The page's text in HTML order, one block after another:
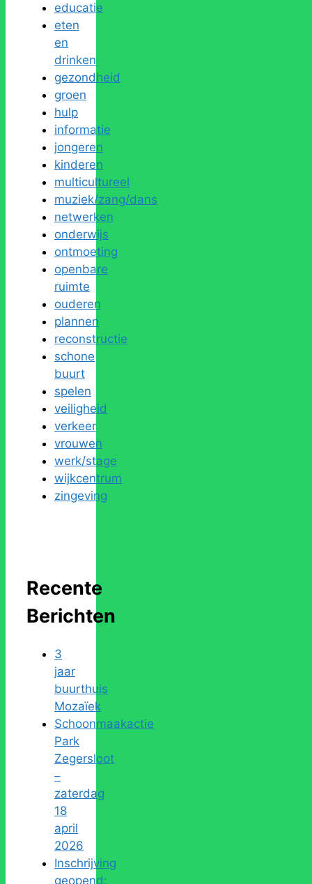
educatie
eten
en
drinken
gezondheid
groen
hulp
informatie
jongeren
kinderen
multicultureel
muziek/zang/dans
netwerken
onderwijs
ontmoeting
openbare
ruimte
ouderen
plannen
reconstructie
schone
buurt
spelen
veiligheid
verkeer
vrouwen
werk/stage
wijkcentrum
zingeving
Recente
Berichten
3
jaar
buurthuis
Mozaïek
Schoonmaakactie
Park
Zegersloot
–
zaterdag
18
april
2026
Inschrijving
geopend: